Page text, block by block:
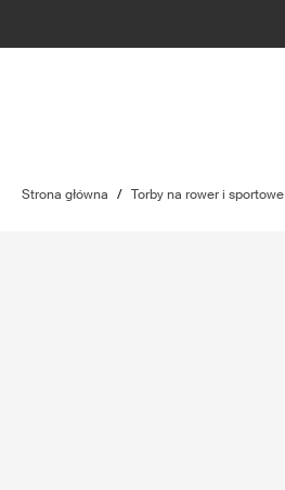
Strona główna / Torby na rower i sportowe